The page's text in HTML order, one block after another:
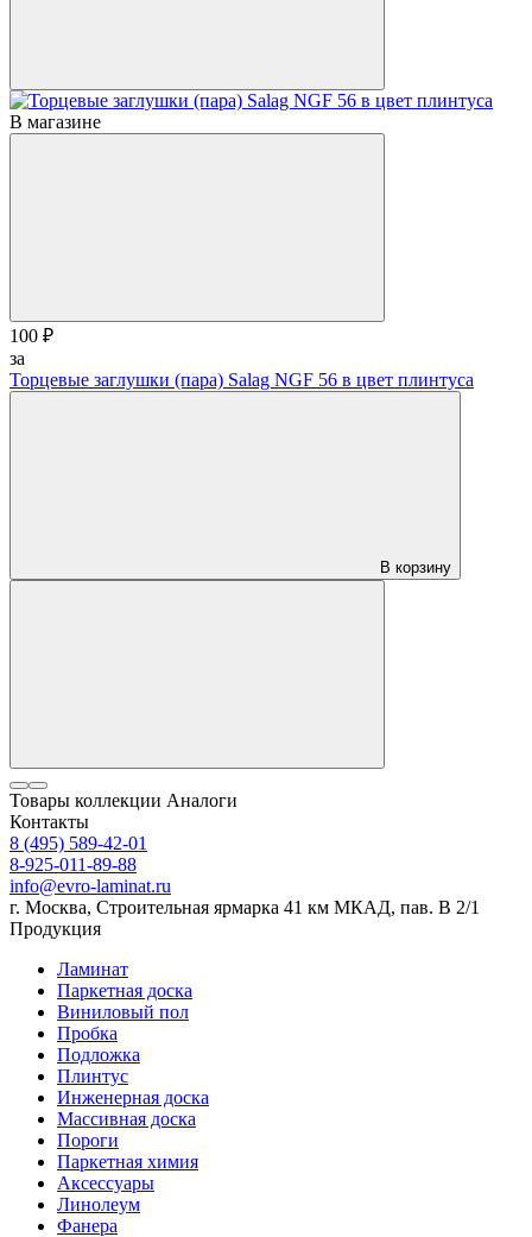
В магазине
100 ₽
за
Торцевые заглушки (пара) Salag NGF 56 в цвет плинтуса
В корзину
Товары коллекции Аналоги
Контакты
8 (495) 589-42-01
8-925-011-89-88
info@evro-laminat.ru
г. Москва, Строительная ярмарка 41 км МКАД, пав. В 2/1
Продукция
Ламинат
Паркетная доска
Виниловый пол
Пробка
Подложка
Плинтус
Инженерная доска
Массивная доска
Пороги
Паркетная химия
Аксессуары
Линолеум
Фанера